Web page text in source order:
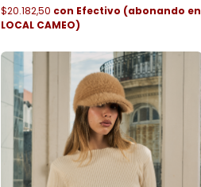
$20.182,50 con Efectivo (abonando en
LOCAL CAMEO)